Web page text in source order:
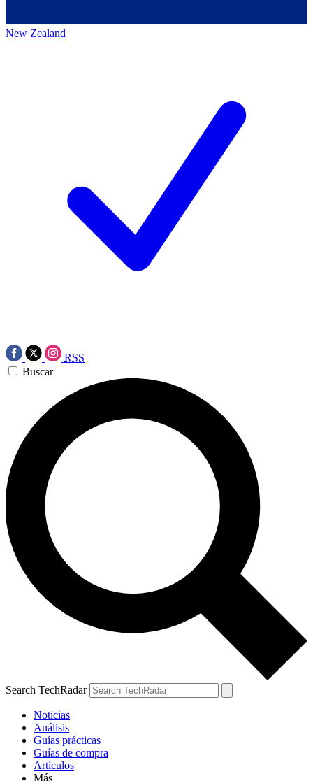
New Zealand
RSS
Buscar
Search TechRadar
Noticias
Análisis
Guías prácticas
Guías de compra
Artículos
Más